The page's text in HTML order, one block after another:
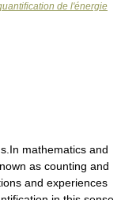
de l'énergie
mathematics and
as counting and
and experiences